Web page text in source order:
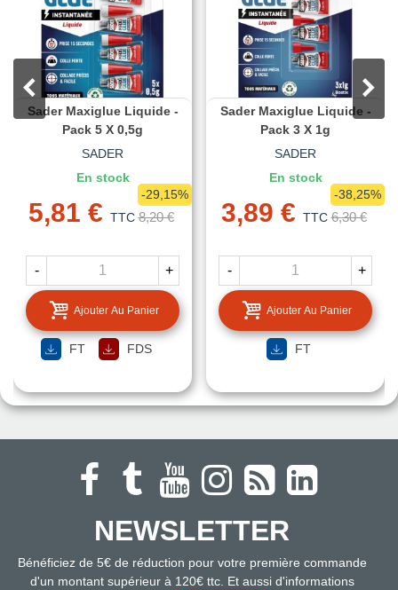
Sader Maxiglue Liquide -
Pack 5 X 0,5g
SADER
En stock
5,81 € TTC 8,20 €
-29,15%
- +
Ajouter Au Panier
FT FDS
Sader Maxiglue Liquide -
Pack 3 X 1g
SADER
En stock
3,89 € TTC 6,30 €
-38,25%
- +
Ajouter Au Panier
FT
NEWSLETTER
Bénéficiez de 5€ de réduction pour votre première commande
d'un montant supérieur à 120€ ttc. Et aussi d'informations